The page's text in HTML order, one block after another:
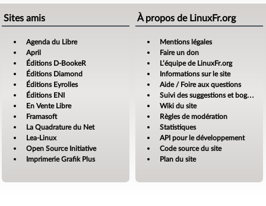
Sites amis
Agenda du Libre
April
Éditions D-BookeR
Éditions Diamond
Éditions Eyrolles
Éditions ENI
En Vente Libre
Framasoft
La Quadrature du Net
Lea-Linux
Open Source Initiative
Imprimerie Grafik Plus
À propos de LinuxFr.org
Mentions légales
Faire un don
L’équipe de LinuxFr.org
Informations sur le site
Aide / Foire aux questions
Suivi des suggestions et bogues
Wiki du site
Règles de modération
Statistiques
API pour le développement
Code source du site
Plan du site